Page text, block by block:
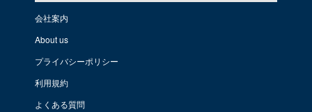
会社案内
About us
プライバシーポリシー
利用規約
よくある質問